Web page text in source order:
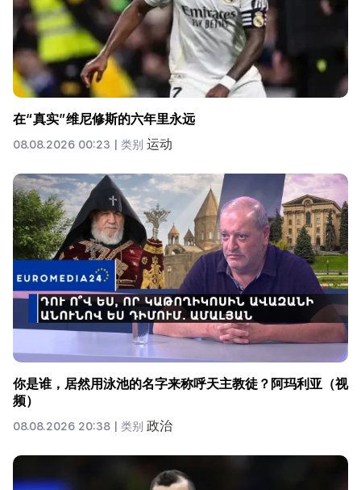
在“真实”维尼修斯的六年里永远
08.08.2026 00:23 | 类别 运动
你是谁，居然用泳池的名字来称呼天主教徒？阿玛利亚（视
频）
08.08.2026 20:38 | 类别 政治